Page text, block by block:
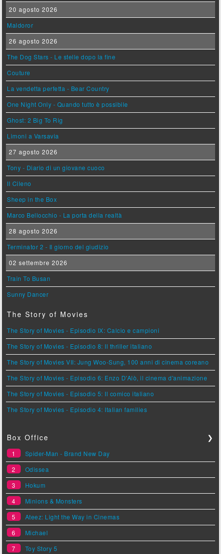
20 agosto 2026
Maldoror
26 agosto 2026
The Dog Stars - Le stelle dopo la fine
Couture
La vendetta perfetta - Bear Country
One Night Only - Quando tutto è possibile
Ghost: 2 Big To Rig
Limoni a Varsavia
27 agosto 2026
Tony - Diario di un giovane cuoco
Il Cileno
Sheep in the Box
Marco Bellocchio - La porta della realtà
28 agosto 2026
Terminator 2 - Il giorno del giudizio
02 settembre 2026
Train To Busan
Sunny Dancer
The Story of Movies
The Story of Movies - Episodio IX: Calcio e campioni
The Story of Movies - Episodio 8: Il thriller italiano
The Story of Movies VII: Jung Woo-Sung, 100 anni di cinema coreano
The Story of Movies - Episodio 6: Enzo D'Alò, il cinema d'animazione
The Story of Movies - Episodio 5: Il comico italiano
The Story of Movies - Episodio 4: Italian families
Box Office ❯
1
Spider-Man - Brand New Day
2
Odissea
3
Hokum
4
Minions & Monsters
5
Ateez: Light the Way in Cinemas
6
Michael
7
Toy Story 5